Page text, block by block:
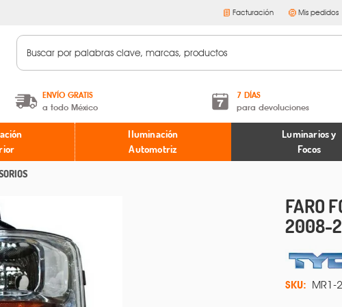
Facturación Mis pedidos
ENVÍO GRATIS
a todo México
A partir de $599 MXN.
* Aplican restricciones
7 DÍAS
para devoluciones
Términos y condiciones
Políticas de devoluciones
Iluminación
Automotriz
Luminarios y
Focos
FARO
2008-
SKU: MR1-